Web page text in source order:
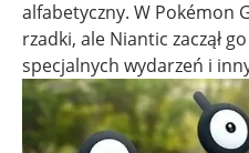
alfabetyczny. W Pokémon
rzadki, ale Niantic zaczął
specjalnych wydarzeń i